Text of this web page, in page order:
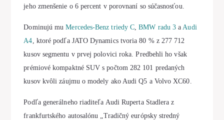
jeho zmenšenie o 6 percent v porovnaní so súčasnosťou.
Dominujú muMercedes-Benz triedy C,BMW radu 3 aAudi
A4, ktoré podľa JATO Dynamics tvoria 80 % z 277 712
kusov segmentu v prvej polovici roka. Predbehli ho však
prémiové kompaktné SUV s počtom 282 101 predaných
kusov kvôli záujmu o modely ako Audi Q5 a Volvo XC60.
Podľa generálneho riaditeľa Audi Ruperta Stadlera z
frankfurtského autosalónu „Tradičný európsky stredný